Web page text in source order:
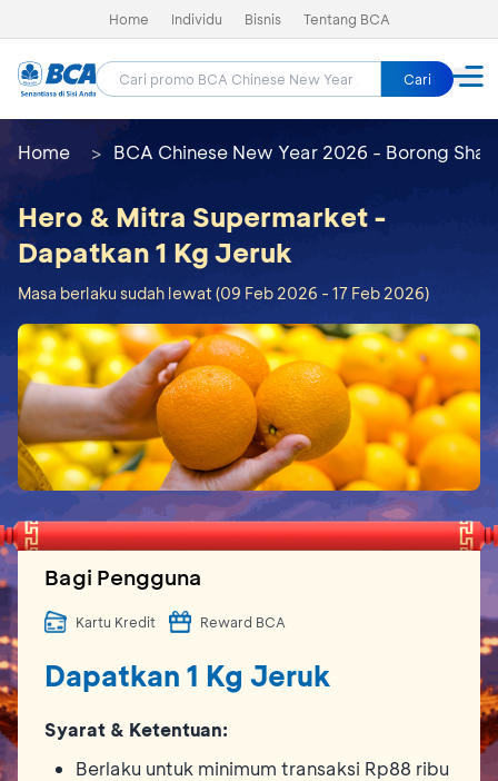
Home Individu Bisnis Tentang BCA
Cari
Home BCA Chinese New Year 2026 - Borong Shay
Hero & Mitra Supermarket -
Dapatkan 1 Kg Jeruk
Masa berlaku sudah lewat (09 Feb 2026 - 17 Feb 2026)
Bagi Pengguna
Kartu Kredit Reward BCA
Dapatkan 1 Kg Jeruk
Syarat & Ketentuan:
Berlaku untuk minimum transaksi Rp88 ribu